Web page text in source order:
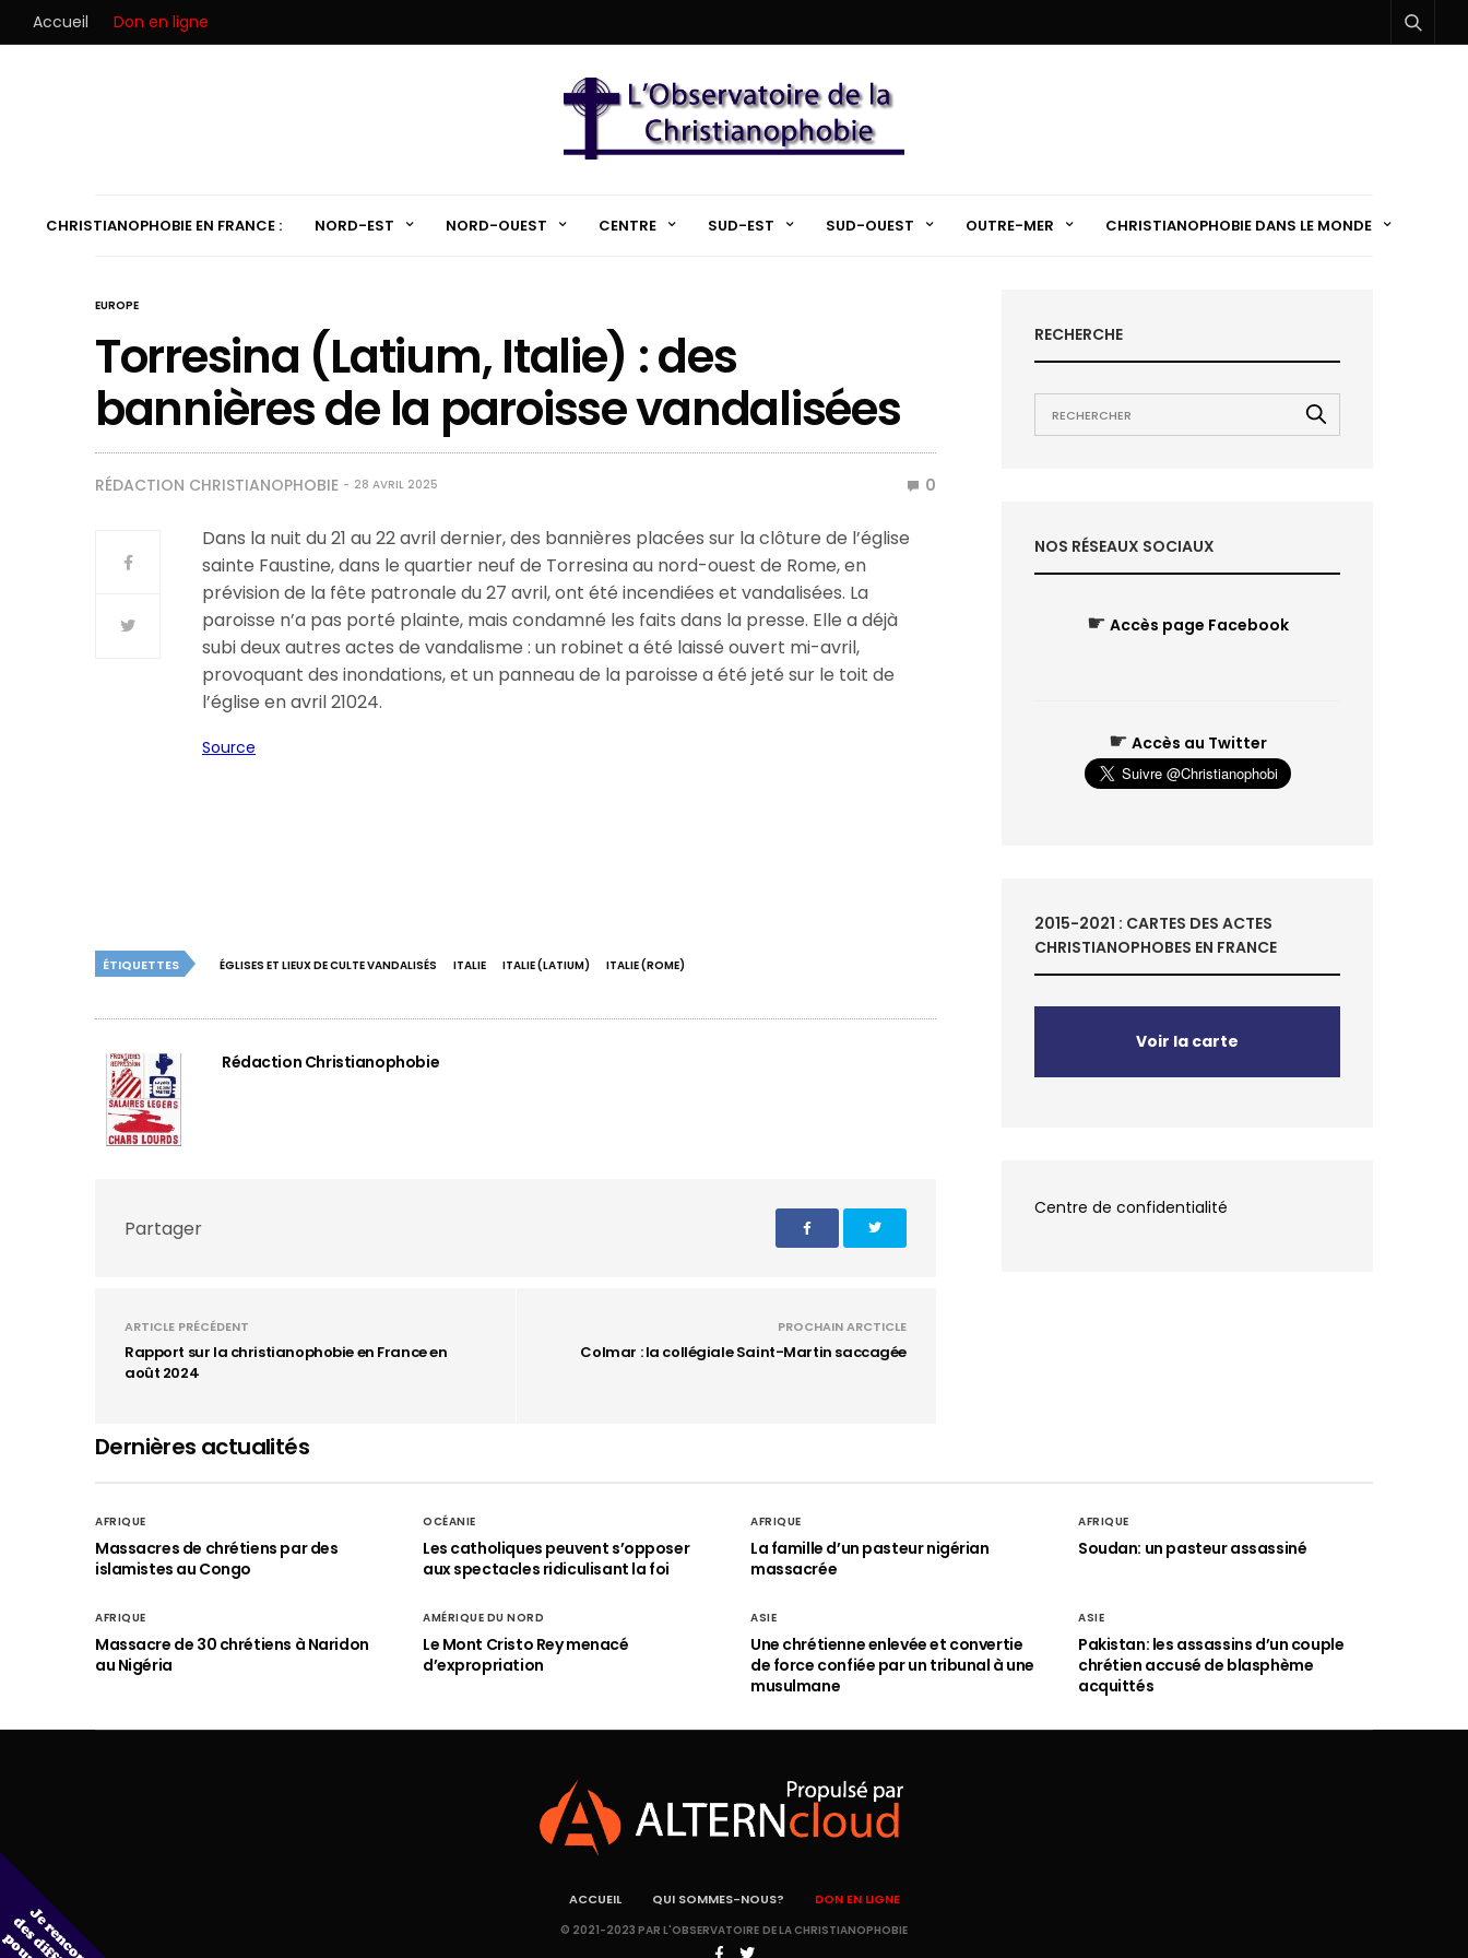
Accueil Don en ligne
CHRISTIANOPHOBIE EN FRANCE : NORD-EST NORD-OUEST CENTRE SUD-EST SUD-OUEST OUTRE-MER CHRISTIANOPHOBIE DANS LE MONDE
EUROPE
Torresina (Latium, Italie) : des
bannières de la paroisse vandalisées
RÉDACTION CHRISTIANOPHOBIE 28 AVRIL 2025 0
Dans la nuit du 21 au 22 avril dernier, des bannières placées sur la clôture de l’église
sainte Faustine, dans le quartier neuf de Torresina au nord-ouest de Rome, en
prévision de la fête patronale du 27 avril, ont été incendiées et vandalisées. La
paroisse n’a pas porté plainte, mais condamné les faits dans la presse. Elle a déjà
subi deux autres actes de vandalisme : un robinet a été laissé ouvert mi-avril,
provoquant des inondations, et un panneau de la paroisse a été jeté sur le toit de
l’église en avril 21024.
Source
ÉTIQUETTES ÉGLISES ET LIEUX DE CULTE VANDALISÉS ITALIE ITALIE (LATIUM) ITALIE (ROME)
Rédaction Christianophobie
Partager
ARTICLE PRÉCÉDENT
Rapport sur la christianophobie en France en
août 2024
PROCHAIN ARCTICLE
Colmar : la collégiale Saint-Martin saccagée
RECHERCHE
NOS RÉSEAUX SOCIAUX
☛ Accès page Facebook
☛ Accès au Twitter
2015-2021 : CARTES DES ACTES
CHRISTIANOPHOBES EN FRANCE
Voir la carte
Centre de confidentialité
Dernières actualités
AFRIQUE
Massacres de chrétiens par des
islamistes au Congo
OCÉANIE
Les catholiques peuvent s’opposer
aux spectacles ridiculisant la foi
AFRIQUE
La famille d’un pasteur nigérian
massacrée
AFRIQUE
Soudan: un pasteur assassiné
AFRIQUE
Massacre de 30 chrétiens à Naridon
au Nigéria
AMÉRIQUE DU NORD
Le Mont Cristo Rey menacé
d’expropriation
ASIE
Une chrétienne enlevée et convertie
de force confiée par un tribunal à une
musulmane
ASIE
Pakistan: les assassins d’un couple
chrétien accusé de blasphème
acquittés
ACCUEIL QUI SOMMES-NOUS? DON EN LIGNE
© 2021-2023 PAR L'OBSERVATOIRE DE LA CHRISTIANOPHOBIE